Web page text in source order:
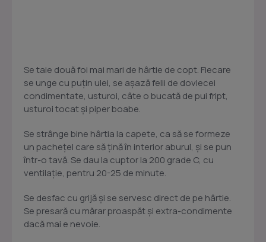
Se taie două foi mai mari de hârtie de copt. Fiecare
se unge cu puţin ulei, se aşază felii de dovlecei
condimentate, usturoi, câte o bucată de pui fript,
usturoi tocat şi piper boabe.
Se strânge bine hârtia la capete, ca să se formeze
un pacheţel care să ţină în interior aburul, şi se pun
într-o tavă. Se dau la cuptor la 200 grade C, cu
ventilaţie, pentru 20-25 de minute.
Se desfac cu grijă şi se servesc direct de pe hârtie.
Se presară cu mărar proaspăt şi extra-condimente
dacă mai e nevoie.